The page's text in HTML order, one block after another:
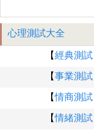
心理測試大全
【經典測試
【事業測試
【情商測試
【情緒測試